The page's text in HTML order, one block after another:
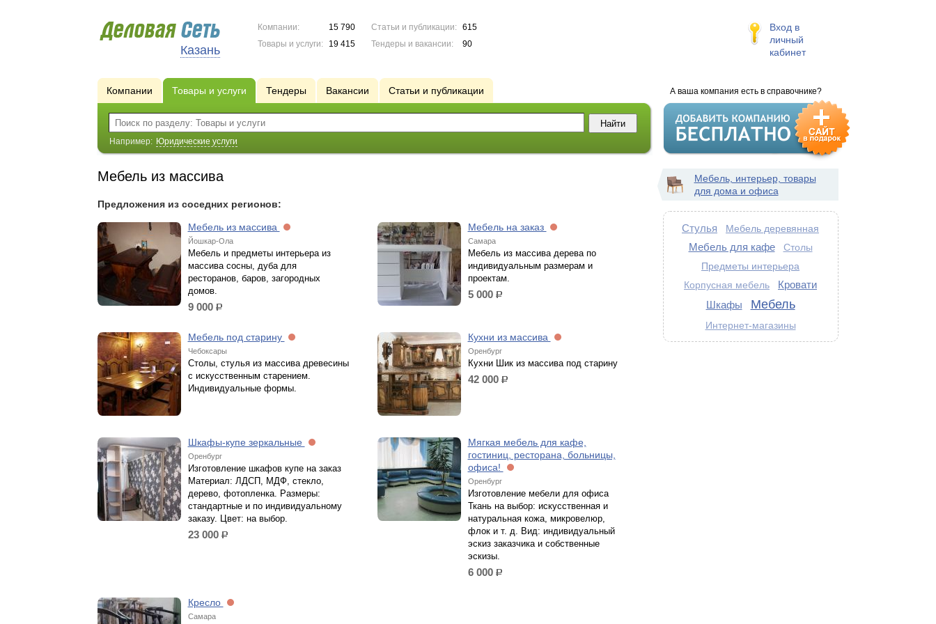
Казань
Компании:
15 790
Товары и услуги:
19 415
Статьи и публикации:
615
Тендеры и вакансии:
90
Вход в
личный
кабинет
А ваша компания есть в справочнике?
Компании Товары и услуги Тендеры Вакансии Статьи и публикации
Например: Юридические услуги
Мебель из массива
Предложения из соседних регионов:
Мебель из массива
Йошкар-Ола
Мебель и предметы интерьера из
массива сосны, дуба для
ресторанов, баров, загородных
домов.
9 000 р.
Мебель на заказ
Самара
Мебель из массива дерева по
индивидуальным размерам и
проектам.
5 000 р.
Мебель под старину
Чебоксары
Столы, стулья из массива древесины
с искусственным старением.
Индивидуальные формы.
Кухни из массива
Оренбург
Кухни Шик из массива под старину
42 000 р.
Шкафы-купе зеркальные
Оренбург
Изготовление шкафов купе на заказ
Материал: ЛДСП, МДФ, стекло,
дерево, фотопленка. Размеры:
стандартные и по индивидуальному
заказу. Цвет: на выбор.
23 000 р.
Мягкая мебель для кафе,
гостиниц, ресторана, больницы,
офиса!
Оренбург
Изготовление мебели для офиса
Ткань на выбор: искусственная и
натуральная кожа, микровелюр,
флок и т. д. Вид: индивидуальный
эскиз заказчика и собственные
эскизы.
6 000 р.
Кресло
Самара
Мебель, интерьер, товары
для дома и офиса
Стулья Мебель деревянная
Мебель для кафе
Столы
Предметы интерьера
Корпусная мебель
Кровати
Шкафы
Мебель
Интернет-магазины